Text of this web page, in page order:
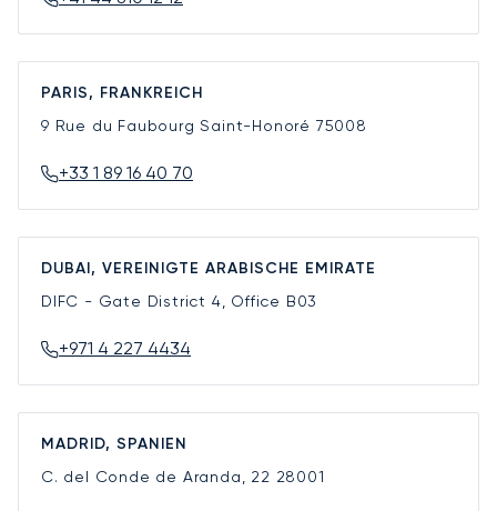
PARIS, FRANKREICH
9 Rue du Faubourg Saint-Honoré 75008
+33 1 89 16 40 70
DUBAI, VEREINIGTE ARABISCHE EMIRATE
DIFC - Gate District 4, Office B03
+971 4 227 4434
MADRID, SPANIEN
C. del Conde de Aranda, 22 28001